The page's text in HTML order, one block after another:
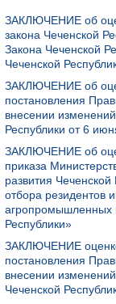
ДОКУМЕНТЫ
ПРЕСС-ЦЕНТР
АНТИТЕРРОР
КОНТАКТЫ
ОБРАТНАЯ
ЗАКЛЮЧЕНИЕ об
закона Чеченской
Закона Чеченской
Чеченской
ЗАКЛЮЧЕНИЕ об
постановления
внесении
Республики от 6
ЗАКЛЮЧЕНИЕ об
приказа
развития
отбора резидентов
агропромышленных
Республики»
ЗАКЛЮЧЕНИЕ оценке
постановления
внесении
Чеченской